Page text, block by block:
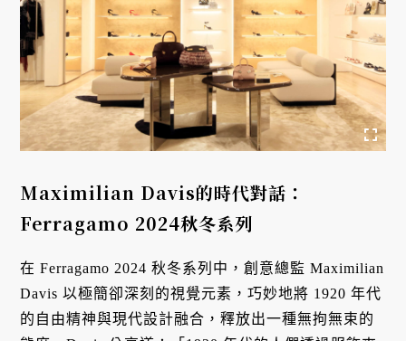
Maximilian Davis的時代對話：
Ferragamo 2024秋冬系列
在 Ferragamo 2024 秋冬系列中，創意總監 Maximilian
Davis 以極簡卻深刻的視覺元素，巧妙地將 1920 年代
的自由精神與現代設計融合，釋放出一種無拘無束的